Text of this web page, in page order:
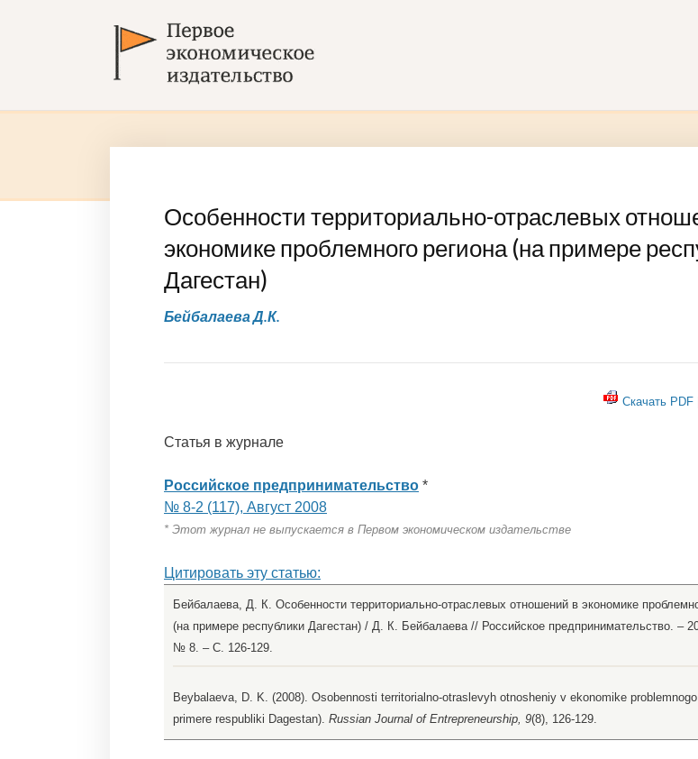
Особенности территориально-отраслевых
экономике проблемного региона (на примере
Дагестан)
Бейбалаева Д.К.
Скачать PDF
Статья в журнале
Российское предпринимательство *
№ 8-2 (117), Август 2008
* Этот журнал не выпускается в Первом экономическом издательстве
Цитировать эту статью:
Бейбалаева, Д. К. Особенности территориально-отраслевых отношений в экономике
(на примере республики Дагестан) / Д. К. Бейбалаева // Российское предпринимательство. –
№ 8. – С. 126-129.
Beybalaeva, D. K. (2008). Osobennosti territorialno-otraslevyh otnosheniy v ekonomike
primere respubliki Dagestan). Russian Journal of Entrepreneurship, 9(8), 126-129.